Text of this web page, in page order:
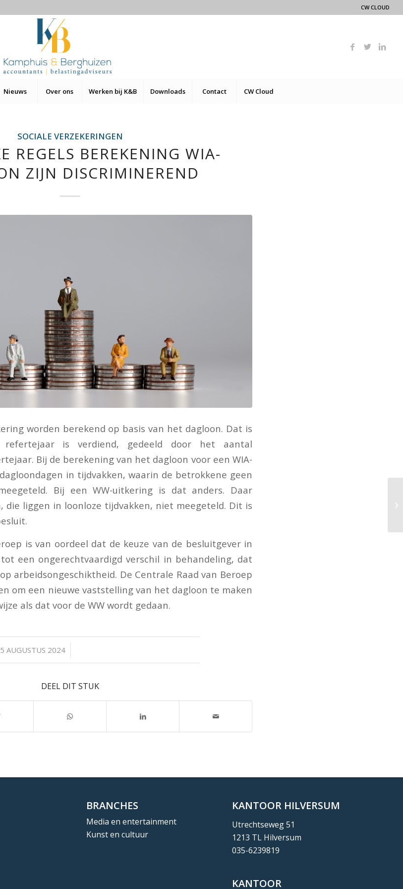
CW CLOUD
Nieuws Over ons Werken bij K&B Downloads Contact CW Cloud
SOCIALE VERZEKERINGEN
REGELS BEREKENING WIA-
ZIJN DISCRIMINEREND
worden berekend op basis van het dagloon. Dat is
is verdiend, gedeeld door het aantal
Bij de berekening van het dagloon voor een WIA-
in tijdvakken, waarin de betrokkene geen
Bij een WW-uitkering is dat anders. Daar
die liggen in loonloze tijdvakken, niet meegeteld. Dit is
is van oordeel dat de keuze van de besluitgever in
een ongerechtvaardigd verschil in behandeling, dat
arbeidsongeschiktheid. De Centrale Raad van Beroep
om een nieuwe vaststelling van het dagloon te maken
als dat voor de WW wordt gedaan.
AUGUSTUS 2024
/
DEEL DIT STUK
BRANCHES
Media en entertainment
Kunst en cultuur
KANTOOR HILVERSUM
Utrechtseweg 51
1213 TL Hilversum
035-6239819
KANTOOR